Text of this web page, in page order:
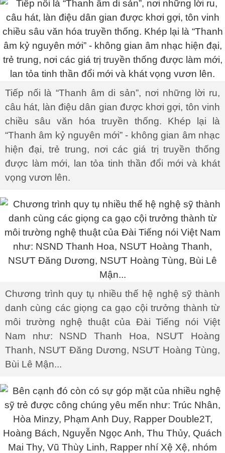
Tiếp nối là “Thanh âm di sản”, nơi những lời ru,
câu hát, làn điệu dân gian được khơi gợi, tôn vinh
chiều sâu văn hóa truyền thống. Khép lại là
“Thanh âm kỷ nguyên mới” - không gian âm nhạc
hiện đại, trẻ trung, nơi các giá trị truyền thống
được làm mới, lan tỏa tinh thần đổi mới và khát
vọng vươn lên.
Chương trình quy tụ nhiều thế hệ nghệ sỹ thành
danh cùng các giọng ca gạo cội trưởng thành từ
môi trường nghệ thuật của Đài Tiếng nói Việt
Nam như: NSND Thanh Hoa, NSƯT Hoàng
Thanh, NSƯT Đăng Dương, NSƯT Hoàng Tùng,
Bùi Lê Mận...